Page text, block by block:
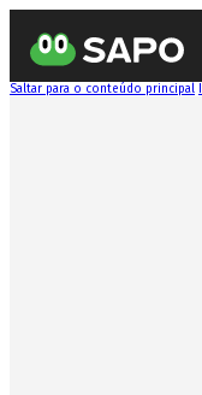
Saltar para o conteúdo principal